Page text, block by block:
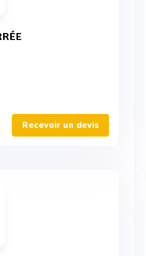
Recevoir un devis